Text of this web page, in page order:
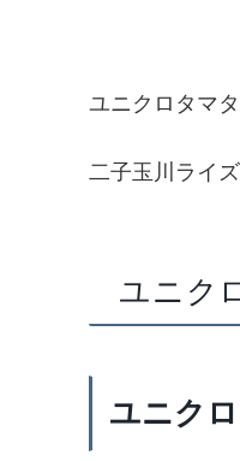
ユニクロタマ
二子玉川ライ
ユニク
ユニク